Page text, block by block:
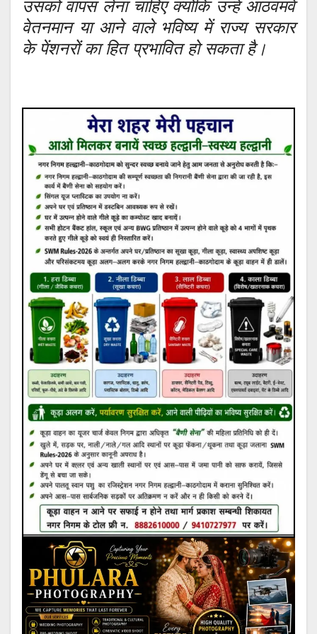
उसको वापस लेना चाहिए क्योंकि उन्हें आठवमवें
वेतनमान या आने वाले भविष्य में राज्य सरकार
के पेंशनरों का हित प्रभावित हो सकता है।